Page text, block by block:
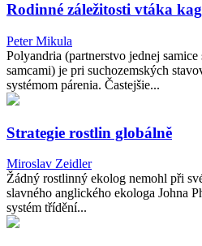
Rodinné záležitosti vtáka
Peter Mikula
Polyandria (partnerstvo jednej
samcami) je pri suchozemských
systémom párenia. Častejšie...
Strategie rostlin globálně
Miroslav Zeidler
Žádný rostlinný ekolog nemohl při
slavného anglického ekologa Johna
systém třídění...